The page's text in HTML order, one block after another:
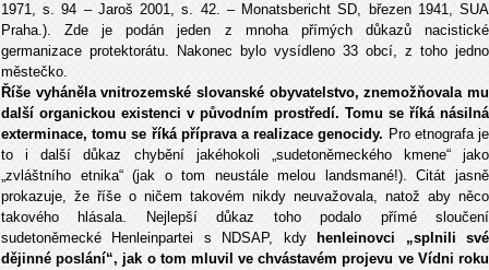
1971, s. 94 – Jaroš 2001, s. 42. – Monatsbericht SD, březen 1941, SUA
Praha.). Zde je podán jeden z mnoha přímých důkazů nacistické
germanizace protektorátu. Nakonec bylo vysídleno 33 obcí, z toho jedno
městečko.
Říše vyháněla vnitrozemské slovanské obyvatelstvo, znemožňovala mu
další organickou existenci v původním prostředí. Tomu se říká násilná
exterminace, tomu se říká příprava a realizace genocidy. Pro etnografa je
to i další důkaz chybění jakéhokoli „sudetoněmeckého kmene“ jako
„zvláštního etnika“ (jak o tom neustále melou landsmané!). Citát jasně
prokazuje, že říše o ničem takovém nikdy neuvažovala, natož aby něco
takového hlásala. Nejlepší důkaz toho podalo přímé sloučení
sudetoněmecké Henleinpartei s NDSAP, kdy
henleinovci „splnili své
dějinné poslání“, jak o tom mluvil ve chvástavém projevu ve Vídni roku